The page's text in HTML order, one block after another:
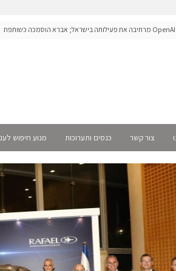
OpenAI מרחיבה את פעילותה בישראל; אברא הוסמכה כשותפת
צור קשר כנסים ותערוכות מנוע חיפוש